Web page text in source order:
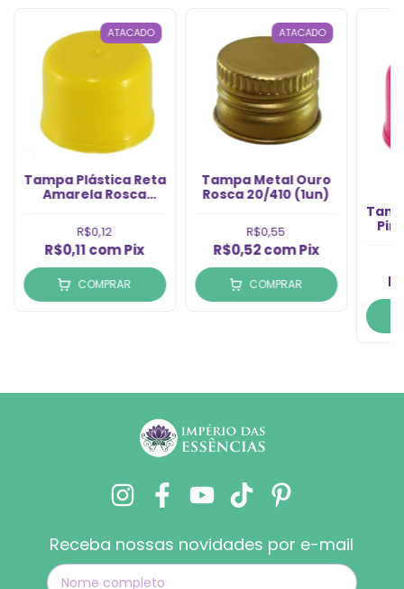
ATACADO
Tampa Plástica Reta
Amarela Rosca
R$0,12
R$0,11comPix
COMPRAR
ATACADO
Tampa Metal Ouro
Rosca 20/410 (1un)
R$0,55
R$0,52comPix
COMPRAR
Receba nossas novidades por e-mail